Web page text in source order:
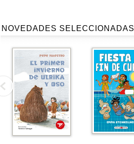
NOVEDADES SELECCIONADAS